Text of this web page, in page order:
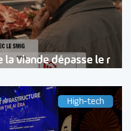
la viande dépasse le r
High-tech